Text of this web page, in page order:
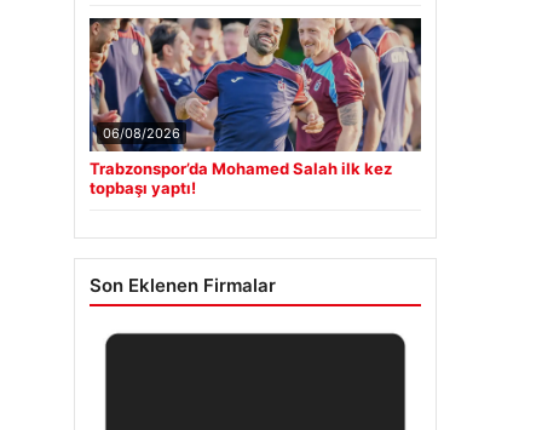
06/08/2026
Trabzonspor’da Mohamed Salah ilk kez
topbaşı yaptı!
Son Eklenen Firmalar